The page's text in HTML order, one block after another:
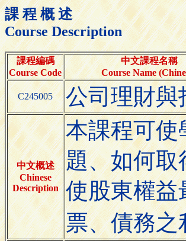
課 程 概 述
Course Description
課程編碼
Course Code
中文課程名稱
Course Name
C245005 公司理財與
中文概述
Chinese
Description
本課程可使
題、如何取
使股東權益
票、債務之